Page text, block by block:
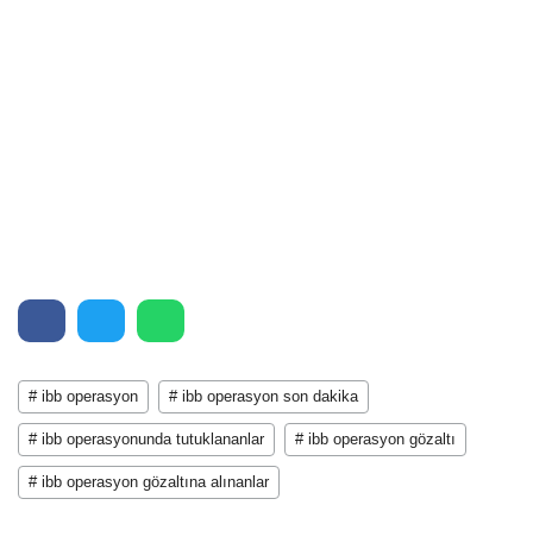
# ibb operasyon # ibb operasyon son dakika
# ibb operasyonunda tutuklananlar # ibb operasyon gözaltı
# ibb operasyon gözaltına alınanlar